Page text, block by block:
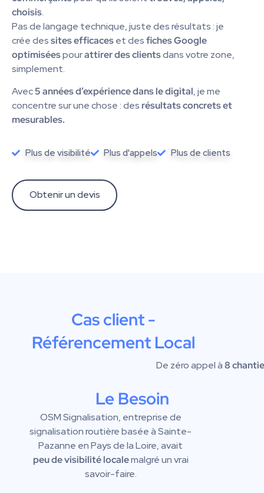
choisis.
Pas de langage technique, juste des résultats : je
crée dessites efficaceset desfichesGoogle
optimiséespourattirer des clientsdans votre zone,
simplement.
Avec5 années d’expérience dans le digital, je me
concentre sur une chose : des résultats concrets et
mesurables.
Plus de visibilité Plus d'appels Plus de clients
Obtenir un devis
Cas client -
Référencement Local
De zéro appel à8
Le Besoin
OSM Signalisation, entreprise de
signalisation routière basée à Sainte-
Pazanne en Pays de la Loire, avait
peu de visibilité localemalgré un vrai
savoir-faire.